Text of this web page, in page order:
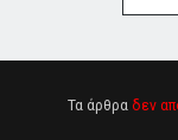
Τα άρθρα δεν